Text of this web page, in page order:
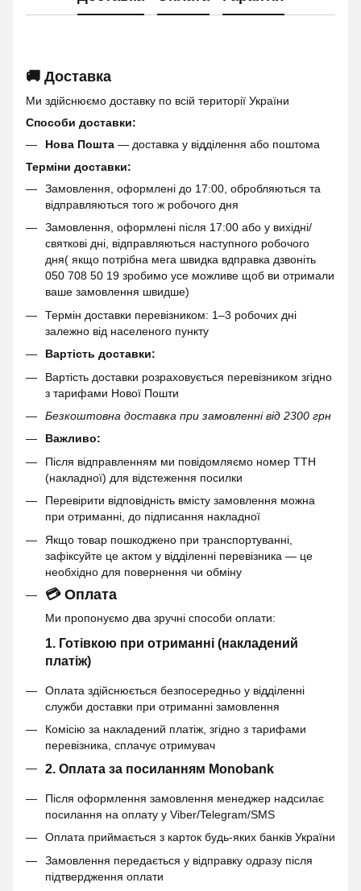
🚚 Доставка
Ми здійснюємо доставку по всій території України
Способи доставки:
Нова Пошта — доставка у відділення або поштома
Терміни доставки:
Замовлення, оформлені до 17:00, обробляються та
відправляються того ж робочого дня
Замовлення, оформлені після 17:00 або у вихідні/
святкові дні, відправляються наступного робочого
дня( якщо потрібна мега швидка вдправка дзвоніть
050 708 50 19 зробимо усе можливе щоб ви отримали
ваше замовлення швидше)
Термін доставки перевізником: 1–3 робочих дні
залежно від населеного пункту
Вартість доставки:
Вартість доставки розраховується перевізником згідно
з тарифами Нової Пошти
Безкоштовна доставка при замовленні від 2300 грн
Важливо:
Після відправленням ми повідомляємо номер ТТН
(накладної) для відстеження посилки
Перевірити відповідність вмісту замовлення можна
при отриманні, до підписання накладної
Якщо товар пошкоджено при транспортуванні,
зафіксуйте це актом у відділенні перевізника — це
необхідно для повернення чи обміну
💳 Оплата
Ми пропонуємо два зручні способи оплати:
1. Готівкою при отриманні (накладений
платіж)
Оплата здійснюється безпосередньо у відділенні
служби доставки при отриманні замовлення
Комісію за накладений платіж, згідно з тарифами
перевізника, сплачує отримувач
2. Оплата за посиланням Monobank
Після оформлення замовлення менеджер надсилає
посилання на оплату у Viber/Telegram/SMS
Оплата приймається з карток будь-яких банків України
Замовлення передається у відправку одразу після
підтвердження оплати